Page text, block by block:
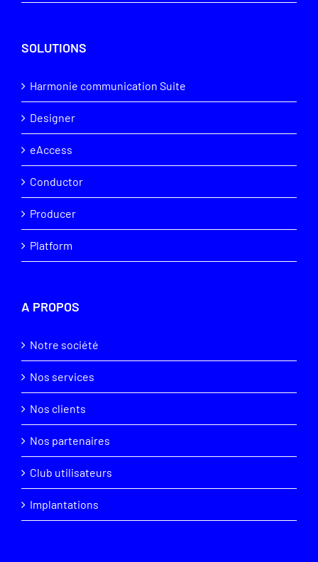
SOLUTIONS
Harmonie communication Suite
Designer
eAccess
Conductor
Producer
Platform
A PROPOS
Notre société
Nos services
Nos clients
Nos partenaires
Club utilisateurs
Implantations